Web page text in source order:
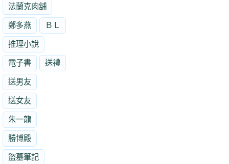
法蘭克肉舖
鄭多燕 ＢＬ
推理小說
電子書 送禮
送男友
送女友
朱一龍
勝博殿
盜墓筆記